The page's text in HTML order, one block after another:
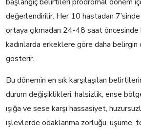
değerlendirilir. Her 10 hastadan 7’sinde
ortaya çıkmadan 24-48 saat
kadınlarda erkeklere göre daha belirgin
gösterir.
Bu dönemin en sık karşılaşılan
durum değişiklikleri, halsizlik, ense
ışığa ve sese karşı hassasiyet,
işlevlerde odaklanma zorluğu, üşüme,